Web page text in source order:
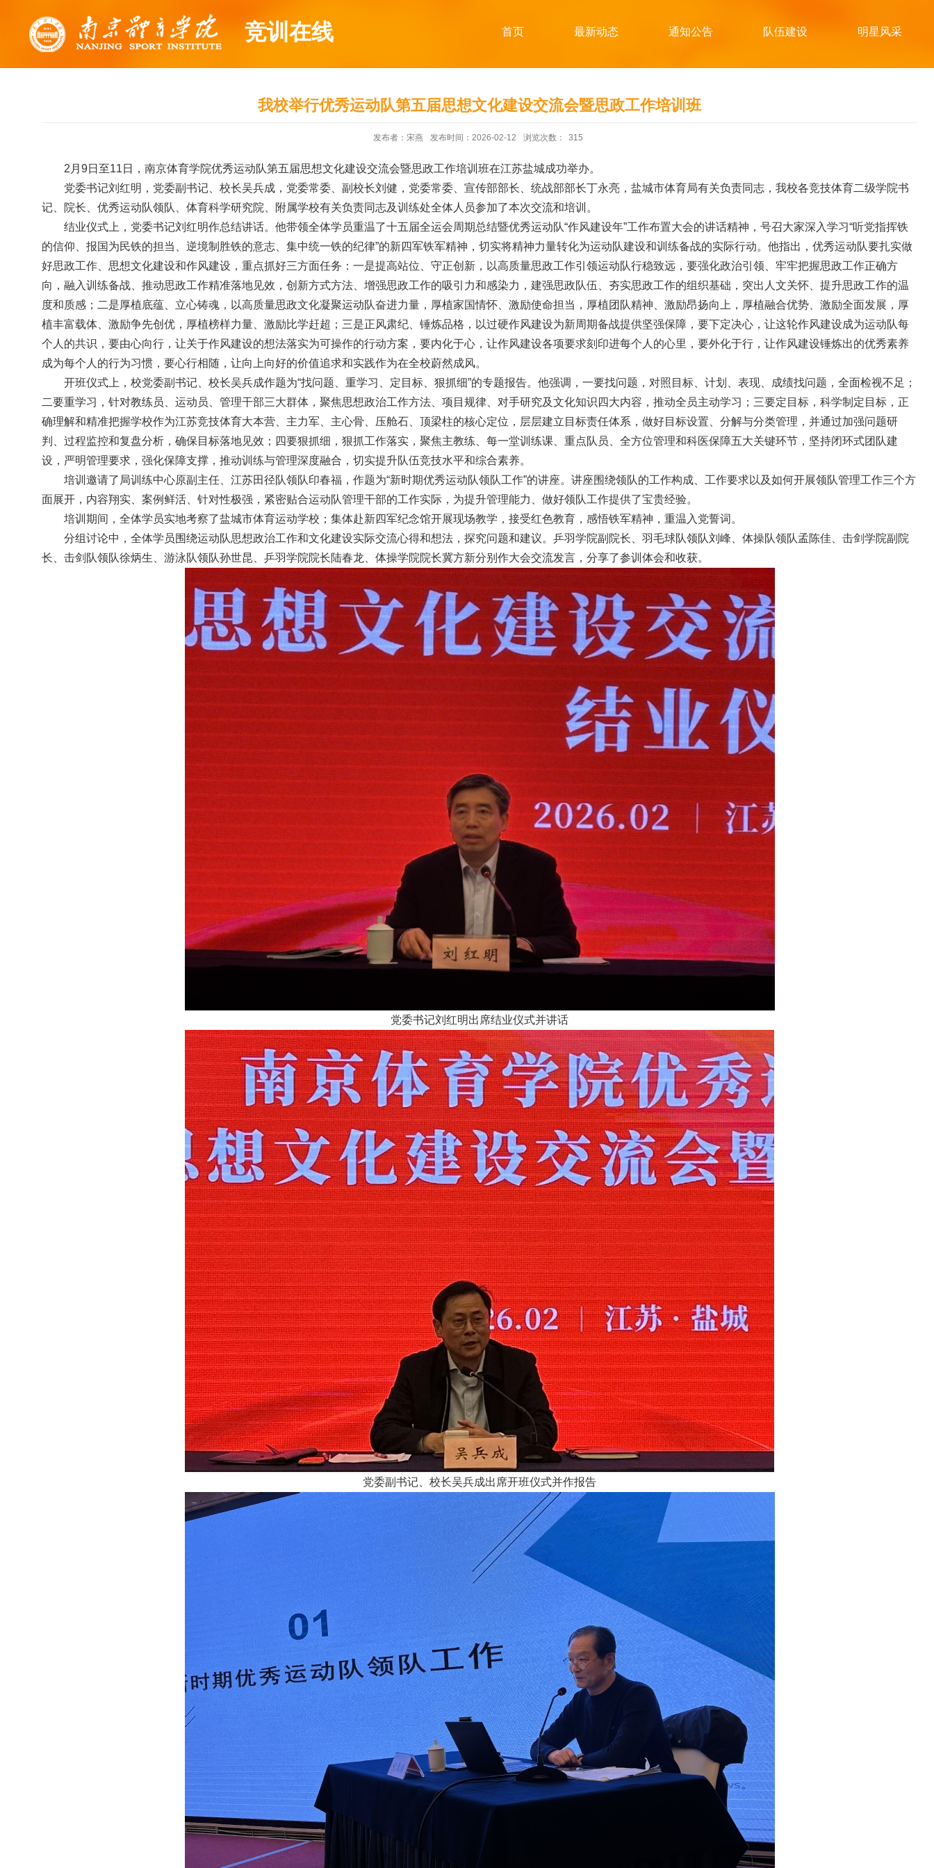
竞训在线 首页 最新动态 通知公告 队伍建设 明星风采
我校举行优秀运动队第五届思想文化建设交流会暨思政工作培训班
发布者：宋燕 发布时间：2026-02-12 浏览次数： 315
2月9日至11日，南京体育学院优秀运动队第五届思想文化建设交流会暨思政工作培训班在江苏盐城成功举办。
党委书记刘红明，党委副书记、校长吴兵成，党委常委、副校长刘健，党委常委、宣传部部长、统战部部长丁永亮，盐城市体育局有关负责同志，我校各竞技体育二级学院书
记、院长、优秀运动队领队、体育科学研究院、附属学校有关负责同志及训练处全体人员参加了本次交流和培训。
结业仪式上，党委书记刘红明作总结讲话。他带领全体学员重温了十五届全运会周期总结暨优秀运动队“作风建设年”工作布置大会的讲话精神，号召大家深入学习“听党指挥铁
的信仰、报国为民铁的担当、逆境制胜铁的意志、集中统一铁的纪律”的新四军铁军精神，切实将精神力量转化为运动队建设和训练备战的实际行动。他指出，优秀运动队要扎实做
好思政工作、思想文化建设和作风建设，重点抓好三方面任务：一是提高站位、守正创新，以高质量思政工作引领运动队行稳致远，要强化政治引领、牢牢把握思政工作正确方
向，融入训练备战、推动思政工作精准落地见效，创新方式方法、增强思政工作的吸引力和感染力，建强思政队伍、夯实思政工作的组织基础，突出人文关怀、提升思政工作的温
度和质感；二是厚植底蕴、立心铸魂，以高质量思政文化凝聚运动队奋进力量，厚植家国情怀、激励使命担当，厚植团队精神、激励昂扬向上，厚植融合优势、激励全面发展，厚
植丰富载体、激励争先创优，厚植榜样力量、激励比学赶超；三是正风肃纪、锤炼品格，以过硬作风建设为新周期备战提供坚强保障，要下定决心，让这轮作风建设成为运动队每
个人的共识，要由心向行，让关于作风建设的想法落实为可操作的行动方案，要内化于心，让作风建设各项要求刻印进每个人的心里，要外化于行，让作风建设锤炼出的优秀素养
成为每个人的行为习惯，要心行相随，让向上向好的价值追求和实践作为在全校蔚然成风。
开班仪式上，校党委副书记、校长吴兵成作题为“找问题、重学习、定目标、狠抓细”的专题报告。他强调，一要找问题，对照目标、计划、表现、成绩找问题，全面检视不足；
二要重学习，针对教练员、运动员、管理干部三大群体，聚焦思想政治工作方法、项目规律、对手研究及文化知识四大内容，推动全员主动学习；三要定目标，科学制定目标，正
确理解和精准把握学校作为江苏竞技体育大本营、主力军、主心骨、压舱石、顶梁柱的核心定位，层层建立目标责任体系，做好目标设置、分解与分类管理，并通过加强问题研
判、过程监控和复盘分析，确保目标落地见效；四要狠抓细，狠抓工作落实，聚焦主教练、每一堂训练课、重点队员、全方位管理和科医保障五大关键环节，坚持闭环式团队建
设，严明管理要求，强化保障支撑，推动训练与管理深度融合，切实提升队伍竞技水平和综合素养。
培训邀请了局训练中心原副主任、江苏田径队领队印春福，作题为“新时期优秀运动队领队工作”的讲座。讲座围绕领队的工作构成、工作要求以及如何开展领队管理工作三个方
面展开，内容翔实、案例鲜活、针对性极强，紧密贴合运动队管理干部的工作实际，为提升管理能力、做好领队工作提供了宝贵经验。
培训期间，全体学员实地考察了盐城市体育运动学校；集体赴新四军纪念馆开展现场教学，接受红色教育，感悟铁军精神，重温入党誓词。
分组讨论中，全体学员围绕运动队思想政治工作和文化建设实际交流心得和想法，探究问题和建议。乒羽学院副院长、羽毛球队领队刘峰、体操队领队孟陈佳、击剑学院副院
长、击剑队领队徐炳生、游泳队领队孙世昆、乒羽学院院长陆春龙、体操学院院长冀方新分别作大会交流发言，分享了参训体会和收获。
党委书记刘红明出席结业仪式并讲话
党委副书记、校长吴兵成出席开班仪式并作报告